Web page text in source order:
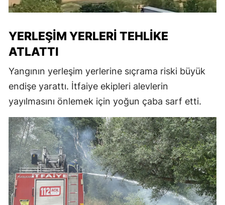
YERLEŞIM YERLERI TEHLIKE
ATLATTI
Yangının yerleşim yerlerine sıçrama riski büyük
endişe yarattı. İtfaiye ekipleri alevlerin
yayılmasını önlemek için yoğun çaba sarf etti.